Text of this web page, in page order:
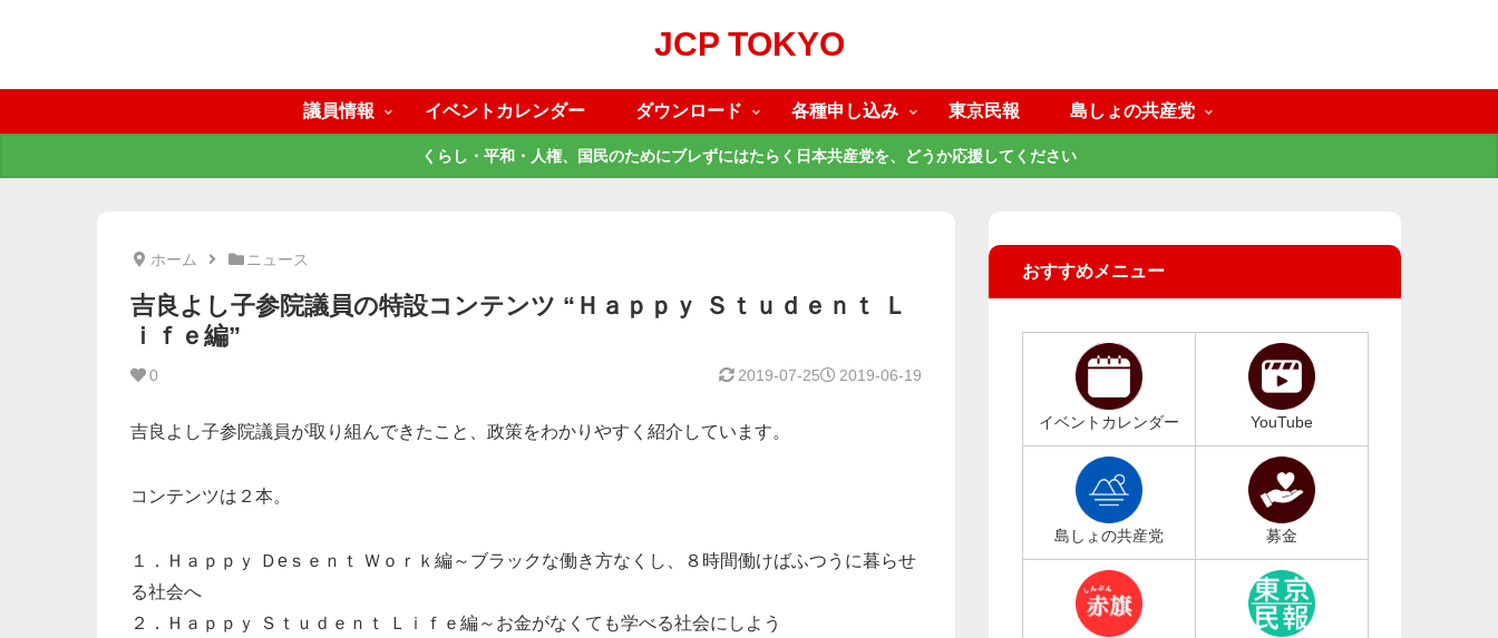
JCP TOKYO
議員情報 イベントカレンダー ダウンロード 各種申し込み 東京民報 島しょの共産党
くらし・平和・人権、国民のためにブレずにはたらく日本共産党を、どうか応援してください
ホーム ニュース
吉良よし子参院議員の特設コンテンツ “Ｈａｐｐｙ Ｓｔｕｄｅｎｔ Ｌ
ｉｆｅ編”
0 2019-06-19
2019-07-25
吉良よし子参院議員が取り組んできたこと、政策をわかりやすく紹介しています。
コンテンツは２本。
１．Ｈａｐｐｙ Ｄeｓｅｎｔ Ｗｏｒｋ編～ブラックな働き方なくし、８時間働けばふつうに暮らせ
る社会へ
２．Ｈａｐｐｙ Ｓｔｕｄｅｎｔ Ｌｉｆｅ編～お金がなくても学べる社会にしよう
おすすめメニュー
イベントカレンダー YouTube
島しょの共産党 募金